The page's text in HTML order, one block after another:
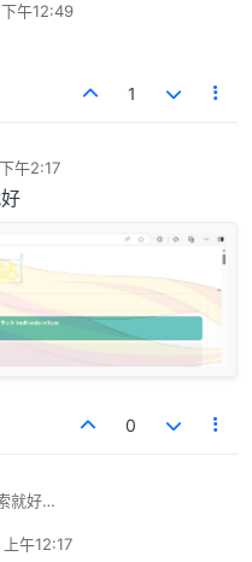
午12:49
1
午2:17
0
就好
午12:17